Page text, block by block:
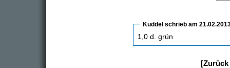
Kuddel schrieb am
1,0 d. grün